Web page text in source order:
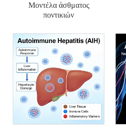
Μοντέλα άσθματος
ποντικιών